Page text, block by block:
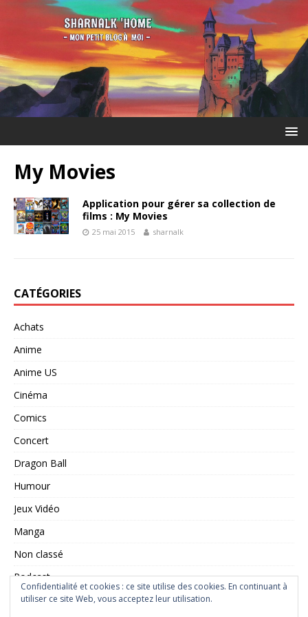
My Movies
Application pour gérer sa collection de
films : My Movies
25 mai 2015 sharnalk
CATÉGORIES
Achats
Anime
Anime US
Cinéma
Comics
Concert
Dragon Ball
Humour
Jeux Vidéo
Manga
Non classé
Podcast
Saint Seiya
Confidentialité et cookies : ce site utilise des cookies. En continuant à
utiliser ce site Web, vous acceptez leur utilisation.